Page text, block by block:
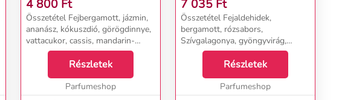
4 800 Ft
Összetétel Fejbergamott, jázmin,
ananász, kókuszdió, görögdinnye,
vattacukor, cassis, mandarin-
narancs aroma Szívszerecsendió,
őszibarack, gyöngyvirág, jázmin,
rózsa, szeder, orchidea,
sárgabarack, sz...
Részletek
Parfumeshop
7 035 Ft
Összetétel Fejaldehidek,
bergamott, rózsabors,
Szívgalagonya, gyöngyvirág,
heliotrop Alapvanília, szantálfa,
ambrette, perui balzsam...
Részletek
Parfumeshop